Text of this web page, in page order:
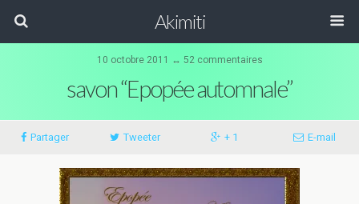
Akimiti
10 octobre 2011 ↔ 52 commentaires
savon “Epopée automnale”
Partager Tweeter + 1 E-mail